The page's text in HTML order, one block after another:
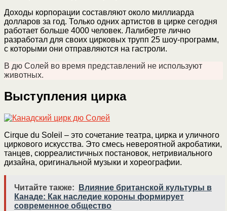
Доходы корпорации составляют около миллиарда
долларов за год. Только одних артистов в цирке сегодня
работает больше 4000 человек. Лалиберте лично
разработал для своих цирковых трупп 25 шоу-программ,
с которыми они отправляются на гастроли.
В дю Солей во время представлений не используют
животных.
Выступления цирка
Cirque du Soleil – это сочетание театра, цирка и уличного
циркового искусства. Это смесь невероятной акробатики,
танцев, сюрреалистичных постановок, нетривиального
дизайна, оригинальной музыки и хореографии.
Читайте также:
Влияние британской культуры в
Канаде: Как наследие короны формирует
современное общество